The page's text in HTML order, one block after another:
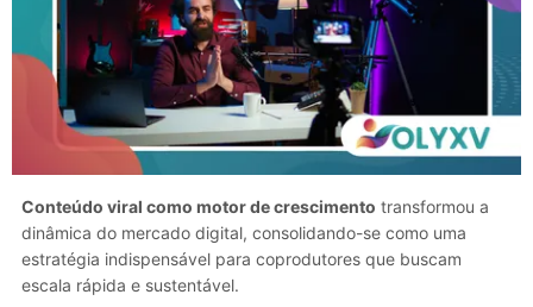
Conteúdo viral como motor de crescimento transformou a
dinâmica do mercado digital, consolidando-se como uma
estratégia indispensável para coprodutores que buscam
escala rápida e sustentável.